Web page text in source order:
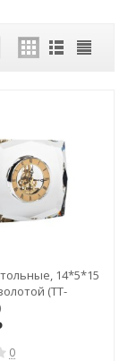
14*5*15
(TT-
0